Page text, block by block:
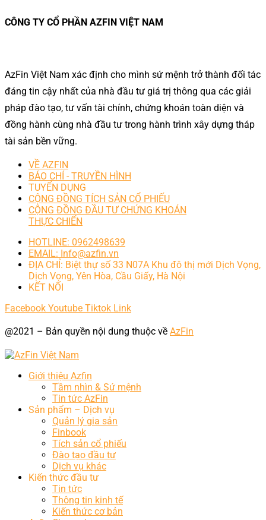
CÔNG TY CỔ PHẦN AZFIN VIỆT NAM
AzFin Việt Nam xác định cho mình sứ mệnh trở thành đối tác
đáng tin cậy nhất của nhà đầu tư giá trị thông qua các giải
pháp đào tạo, tư vấn tài chính, chứng khoán toàn diện và
đồng hành cùng nhà đầu tư trong hành trình xây dựng tháp
tài sản bền vững.
VỀ AZFIN
BÁO CHÍ - TRUYỀN HÌNH
TUYỂN DỤNG
CỘNG ĐỒNG TÍCH SẢN CỔ PHIẾU
CỘNG ĐỒNG ĐẦU TƯ CHỨNG KHOÁN
THỰC CHIẾN
HOTLINE: 0962498639
EMAIL: Info@azfin.vn
ĐỊA CHỈ: Biệt thự số 33 N07A Khu đô thị mới Dịch Vọng,
Dịch Vọng, Yên Hòa, Cầu Giấy, Hà Nội
KẾT NỐI
Facebook Youtube Tiktok Link
@2021 – Bản quyền nội dung thuộc về AzFin
Giới thiệu Azfin
Tầm nhìn & Sứ mệnh
Tin tức AzFin
Sản phẩm – Dịch vụ
Quản lý gia sản
Finbook
Tích sản cổ phiếu
Đào tạo đầu tư
Dịch vụ khác
Kiến thức đầu tư
Tin tức
Thông tin kinh tế
Kiến thức cơ bản